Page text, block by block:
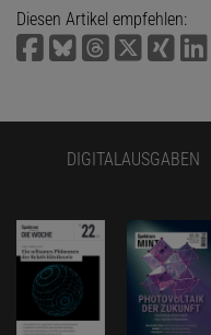
Diesen Artikel empfehlen:
DIGITALAUSGABEN